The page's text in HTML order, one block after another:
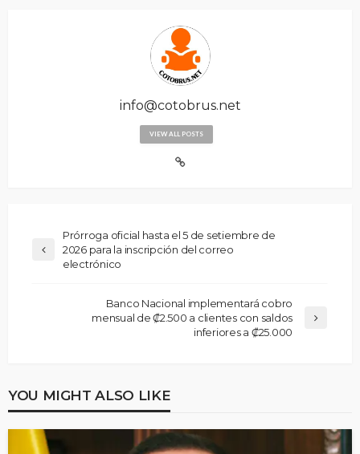
info@cotobrus.net
VIEW ALL POSTS
Prórroga oficial hasta el 5 de setiembre de
2026 para la inscripción del correo
electrónico
Banco Nacional implementará cobro
mensual de ₡2.500 a clientes con saldos
inferiores a ₡25.000
YOU MIGHT ALSO LIKE